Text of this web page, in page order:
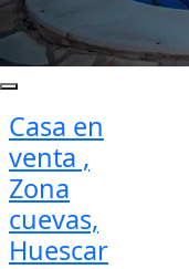
Casa en
venta ,
Zona
cuevas,
Huescar